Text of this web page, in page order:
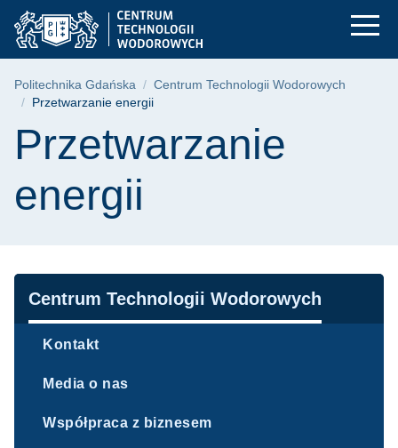
Przejdź
do
menu
Przejdź
do
wyszukiwarki
Przejdź
do
treści
Przetwarzanie
Ścieżka nawigacyjna
Politechnika Gdańska
Centrum Technologii Wodorowych
Przetwarzanie energii
Treść strony
Przetwarzanie
energii
Nawigacja
Centrum Technologii Wodorowych
Kontakt
Media o nas
Współpraca z biznesem